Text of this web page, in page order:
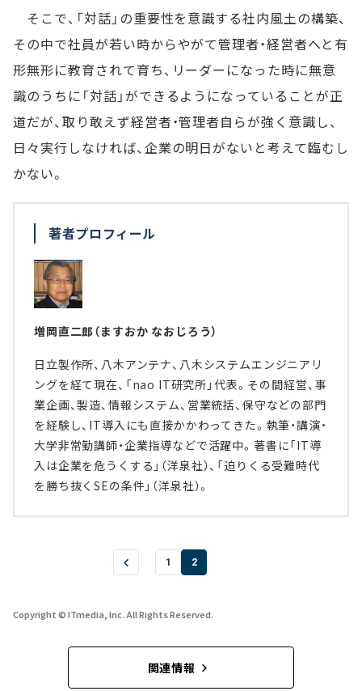
そこで、「対話」の重要性を意識する社内風土の構築、
その中で社員が若い時からやがて管理者・経営者へと有
形無形に教育されて育ち、リーダーになった時に無意
識のうちに「対話」ができるようになっていることが正
道だが、取り敢えず経営者・管理者自らが強く意識し、
日々実行しなければ、企業の明日がないと考えて臨むし
かない。
著者プロフィール
増岡直二郎（ますおか なおじろう）
日立製作所、八木アンテナ、八木システムエンジニアリ
ングを経て現在、「nao IT研究所」代表。その間経営、事
業企画、製造、情報システム、営業統括、保守などの部門
を経験し、IT導入にも直接かかわってきた。執筆・講演・
大学非常勤講師・企業指導などで活躍中。著書に「IT導
入は企業を危うくする」（洋泉社）、「迫りくる受難時代
を勝ち抜くSEの条件」（洋泉社）。
1 2
Copyright © ITmedia, Inc. All Rights Reserved.
関連情報